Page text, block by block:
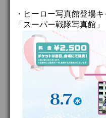
・ヒーロー写真館登場キ
「スーパー戦隊写真館」